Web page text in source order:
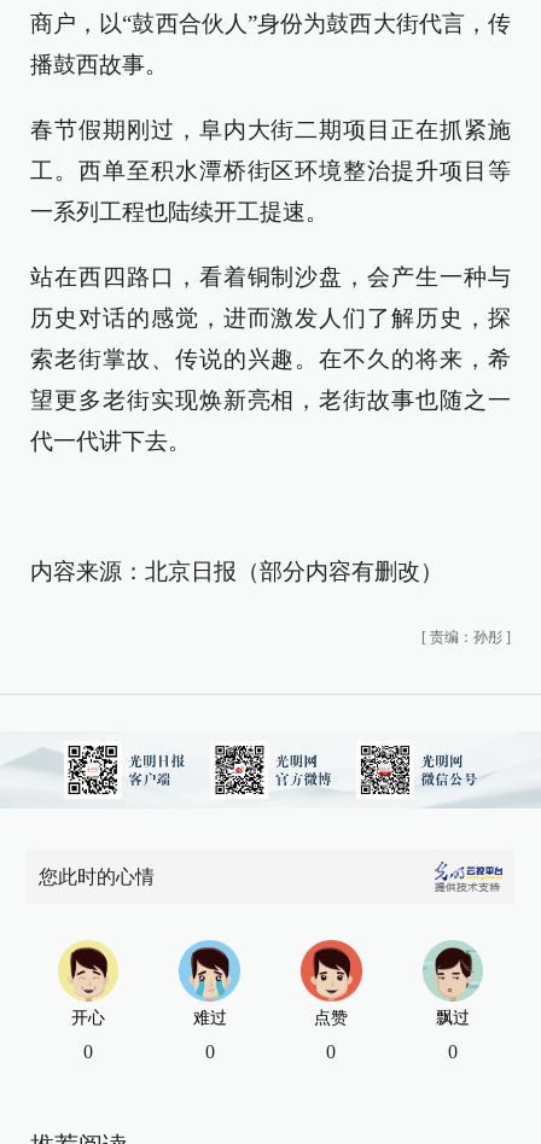
商户，以“鼓西合伙人”身份为鼓西大街代言，传
播鼓西故事。
春节假期刚过，阜内大街二期项目正在抓紧施
工。西单至积水潭桥街区环境整治提升项目等
一系列工程也陆续开工提速。
站在西四路口，看着铜制沙盘，会产生一种与
历史对话的感觉，进而激发人们了解历史，探
索老街掌故、传说的兴趣。在不久的将来，希
望更多老街实现焕新亮相，老街故事也随之一
代一代讲下去。
内容来源：北京日报（部分内容有删改）
[ 责编：孙彤 ]
您此时的心情
开心
0
难过
0
点赞
0
飘过
0